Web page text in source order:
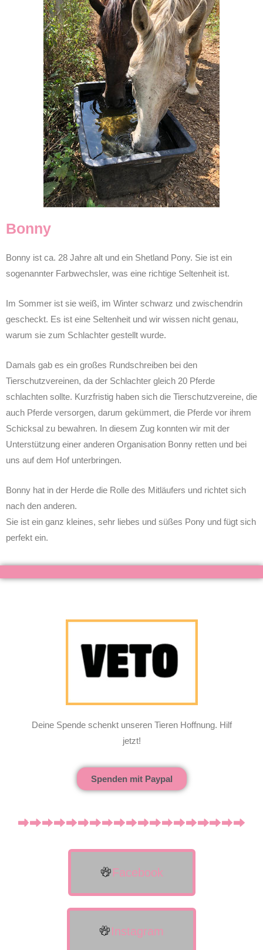
Bonny
Bonny ist ca. 28 Jahre alt und ein Shetland Pony. Sie ist ein
sogenannter Farbwechsler, was eine richtige Seltenheit ist.
Im Sommer ist sie weiß, im Winter schwarz und zwischendrin
gescheckt. Es ist eine Seltenheit und wir wissen nicht genau,
warum sie zum Schlachter gestellt wurde.
Damals gab es ein großes Rundschreiben bei den
Tierschutzvereinen, da der Schlachter gleich 20 Pferde
schlachten sollte. Kurzfristig haben sich die Tierschutzvereine, die
auch Pferde versorgen, darum gekümmert, die Pferde vor ihrem
Schicksal zu bewahren. In diesem Zug konnten wir mit der
Unterstützung einer anderen Organisation Bonny retten und bei
uns auf dem Hof unterbringen.
Bonny hat in der Herde die Rolle des Mitläufers und richtet sich
nach den anderen.
Sie ist ein ganz kleines, sehr liebes und süßes Pony und fügt sich
perfekt ein.
Deine Spende schenkt unseren Tieren Hoffnung. Hilf
jetzt!
Spenden mit Paypal
Facebook
Instagram